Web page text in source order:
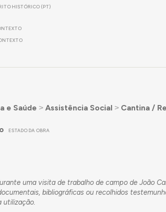
HISTÓRICO (PT)
e Saúde ˃ Assistência Social ˃ Cantina /
ESTADO DA OBRA
uma visita de trabalho de campo de João
bibliográficas ou recolhidos
utilização.